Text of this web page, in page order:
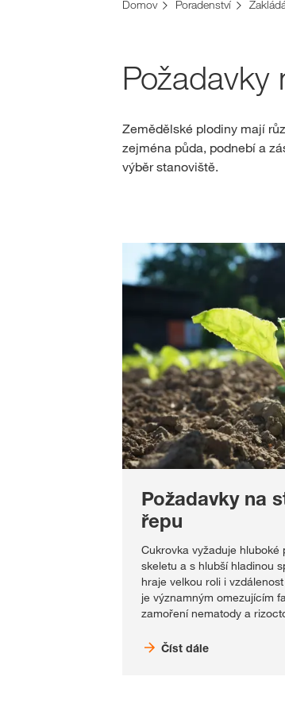
Domov Poradenství
Požadavky
Zemědělské plodiny mají
zejména půda, podnebí a
výběr stanoviště.
Požadavky na
řepu
Cukrovka vyžaduje
skeletu a s hlubší hladinou
hraje velkou roli i
je významným omezujícím
zamoření nematody a
Číst dále